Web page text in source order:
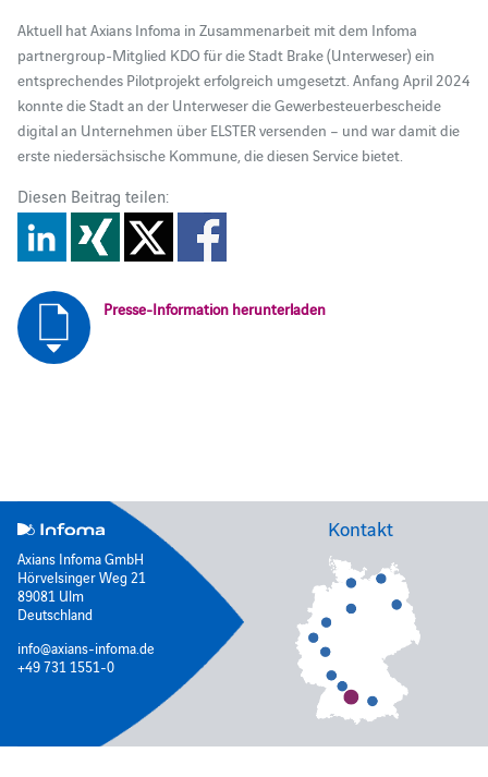
Aktuell hat Axians Infoma in Zusammenarbeit mit dem Infoma
partnergroup-Mitglied KDO für die Stadt Brake (Unterweser) ein
entsprechendes Pilotprojekt erfolgreich umgesetzt. Anfang April 2024
konnte die Stadt an der Unterweser die Gewerbesteuerbescheide
digital an Unternehmen über ELSTER versenden – und war damit die
erste niedersächsische Kommune, die diesen Service bietet.
Diesen Beitrag teilen:
Presse-Information herunterladen
Axians Infoma GmbH
Hörvelsinger Weg 21
89081 Ulm
Deutschland
info@axians-infoma.de
+49 731 1551-0
Kontakt